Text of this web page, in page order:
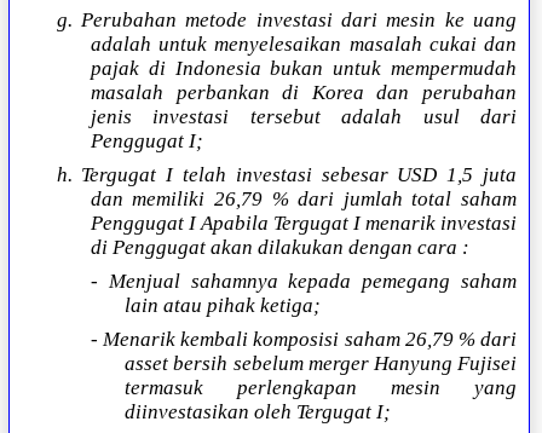
g. Perubahan metode investasi dari mesin ke uang
adalah untuk menyelesaikan masalah cukai dan
pajak di Indonesia bukan untuk mempermudah
masalah perbankan di Korea dan perubahan
jenis investasi tersebut adalah usul dari
Penggugat I;
h. Tergugat I telah investasi sebesar USD 1,5 juta
dan memiliki 26,79 % dari jumlah total saham
Penggugat I Apabila Tergugat I menarik investasi
di Penggugat akan dilakukan dengan cara :
- Menjual sahamnya kepada pemegang saham
lain atau pihak ketiga;
- Menarik kembali komposisi saham 26,79 % dari
asset bersih sebelum merger Hanyung Fujisei
termasuk perlengkapan mesin yang
diinvestasikan oleh Tergugat I;